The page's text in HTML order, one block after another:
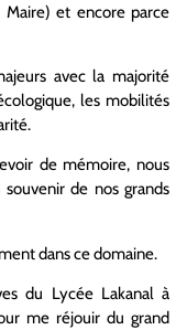
et encore parce
avec la majorité
les mobilités
de mémoire, nous
de nos grands
dans ce domaine.
du Lycée Lakanal à
me réjouir du grand